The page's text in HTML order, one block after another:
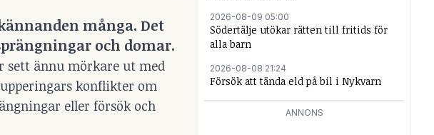
många. Det
och domar.
sett ännu mörkare ut med
konflikter om
eller försök och
2026-08-09 05:00
Södertälje utökar rätten till fritids för
alla barn
2026-08-08 21:24
Försök att tända eld på bil i Nykvarn
ANNONS